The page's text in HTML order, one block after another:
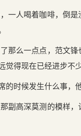
一人喝着咖啡，倒
那么一点点，范文锋
得现在已经进步不少
时候发生什么事，
副高深莫测的模样